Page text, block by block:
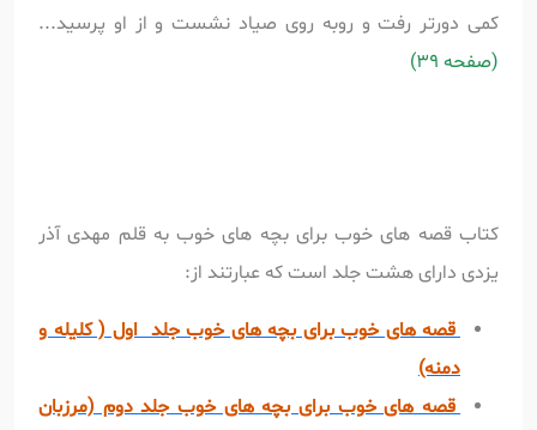
کمی دورتر رفت و روبه روی صیاد نشست و از او پرسید...
(صفحه 39)
کتاب قصه های خوب برای بچه های خوب به قلم مهدی آذر
یزدی دارای هشت جلد است که عبارتند از:
قصه های خوب برای بچه های خوب جلد اول ( کلیله و
دمنه)
قصه های خوب برای بچه های خوب جلد دوم (مرزبان